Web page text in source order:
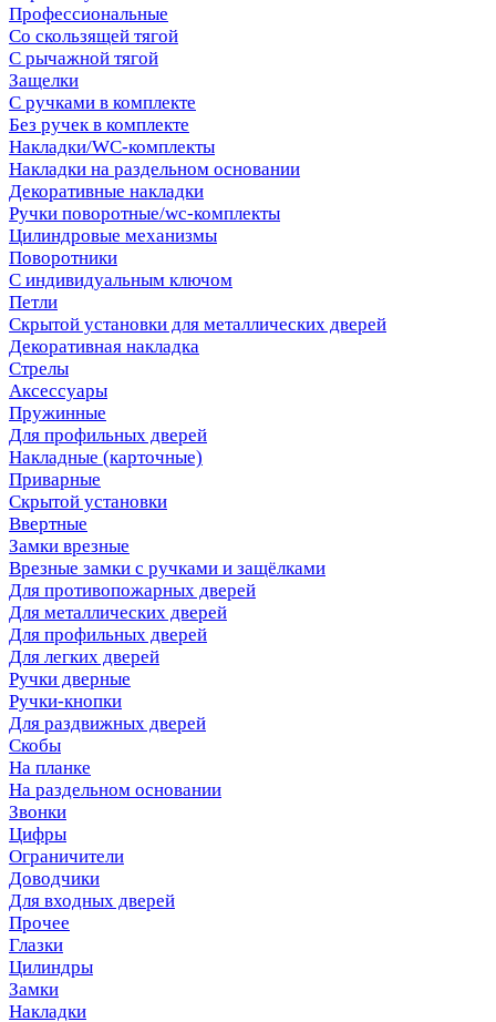
Профессиональные
Со скользящей тягой
С рычажной тягой
Защелки
С ручками в комплекте
Без ручек в комплекте
Накладки/WC-комплекты
Накладки на раздельном основании
Декоративные накладки
Ручки поворотные/wc-комплекты
Цилиндровые механизмы
Поворотники
С индивидуальным ключом
Петли
Скрытой установки для металлических дверей
Декоративная накладка
Стрелы
Аксессуары
Пружинные
Для профильных дверей
Накладные (карточные)
Приварные
Скрытой установки
Ввертные
Замки врезные
Врезные замки с ручками и защёлками
Для противопожарных дверей
Для металлических дверей
Для профильных дверей
Для легких дверей
Ручки дверные
Ручки-кнопки
Для раздвижных дверей
Скобы
На планке
На раздельном основании
Звонки
Цифры
Ограничители
Доводчики
Для входных дверей
Прочее
Глазки
Цилиндры
Замки
Накладки